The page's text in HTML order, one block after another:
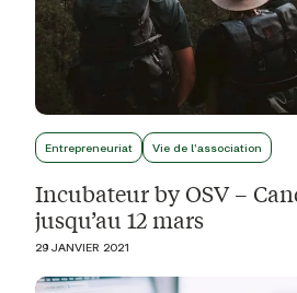
Entrepreneuriat Vie de l'association
Incubateur by OSV –
jusqu’au 12 mars
29 JANVIER 2021